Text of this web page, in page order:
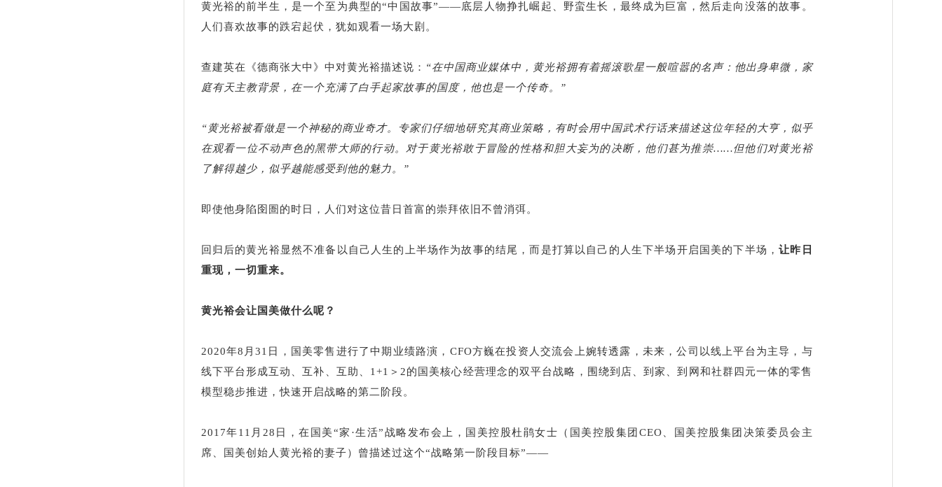
黄光裕的前半生，是一个至为典型的“中国故事”——底层人物挣扎崛起、野蛮生长，最终成为巨富，然后走向没落的故事。
人们喜欢故事的跌宕起伏，犹如观看一场大剧。
查建英在《德商张大中》中对黄光裕描述说： “在中国商业媒体中，黄光裕拥有着摇滚歌星一般喧嚣的名声：他出身卑微，家
庭有天主教背景，在一个充满了白手起家故事的国度，他也是一个传奇。”
“黄光裕被看做是一个神秘的商业奇才。专家们仔细地研究其商业策略，有时会用中国武术行话来描述这位年轻的大亨，似乎
在观看一位不动声色的黑带大师的行动。对于黄光裕敢于冒险的性格和胆大妄为的决断，他们甚为推崇……但他们对黄光裕
了解得越少，似乎越能感受到他的魅力。”
即使他身陷囹圄的时日，人们对这位昔日首富的崇拜依旧不曾消弭。
回归后的黄光裕显然不准备以自己人生的上半场作为故事的结尾，而是打算以自己的人生下半场开启国美的下半场，让昨日
重现，一切重来。
黄光裕会让国美做什么呢？
2020年8月31日，国美零售进行了中期业绩路演，CFO方巍在投资人交流会上婉转透露，未来，公司以线上平台为主导，与
线下平台形成互动、互补、互助、1+1＞2的国美核心经营理念的双平台战略，围绕到店、到家、到网和社群四元一体的零售
模型稳步推进，快速开启战略的第二阶段。
2017年11月28日，在国美“家·生活”战略发布会上，国美控股杜鹃女士（国美控股集团CEO、国美控股集团决策委员会主
席、国美创始人黄光裕的妻子）曾描述过这个“战略第一阶段目标”——